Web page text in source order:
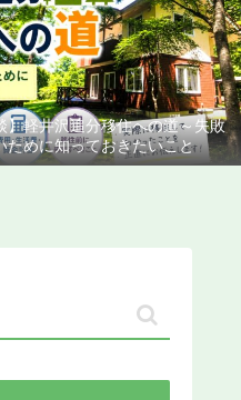
】軽井沢追分移住への道～失敗
ために知っておきたいこと